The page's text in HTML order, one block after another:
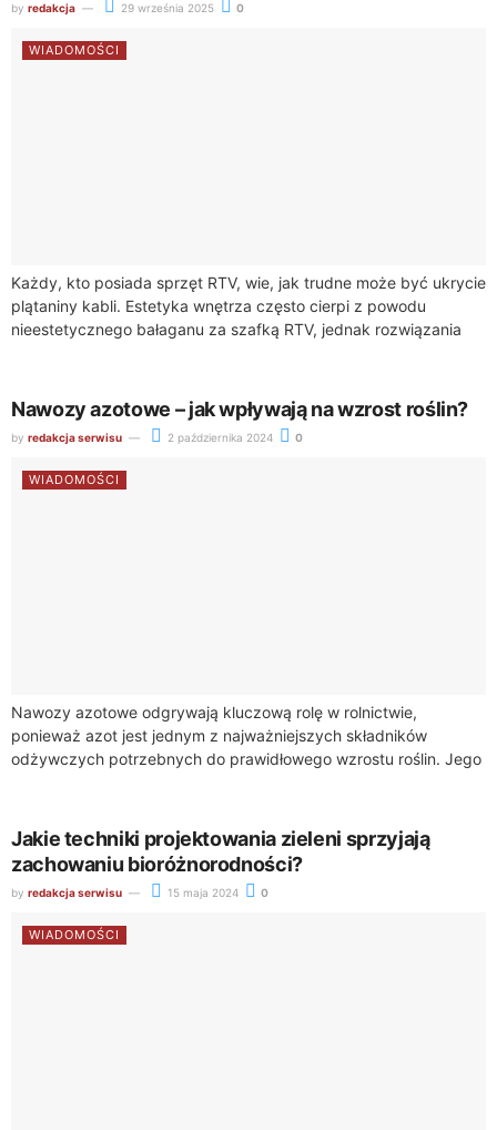
by redakcja 29 września 2025 0
WIADOMOŚCI
Każdy, kto posiada sprzęt RTV, wie, jak trudne może być ukrycie
plątaniny kabli. Estetyka wnętrza często cierpi z powodu
nieestetycznego bałaganu za szafką RTV, jednak rozwiązania
Nawozy azotowe – jak wpływają na wzrost roślin?
by redakcja serwisu 2 października 2024 0
WIADOMOŚCI
Nawozy azotowe odgrywają kluczową rolę w rolnictwie,
ponieważ azot jest jednym z najważniejszych składników
odżywczych potrzebnych do prawidłowego wzrostu roślin. Jego
Jakie techniki projektowania zieleni sprzyjają
zachowaniu bioróżnorodności?
by redakcja serwisu 15 maja 2024 0
WIADOMOŚCI